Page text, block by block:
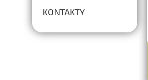
KONTAKTY